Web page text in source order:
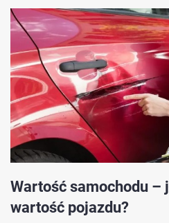
Wartość samochodu –
wartość pojazdu?